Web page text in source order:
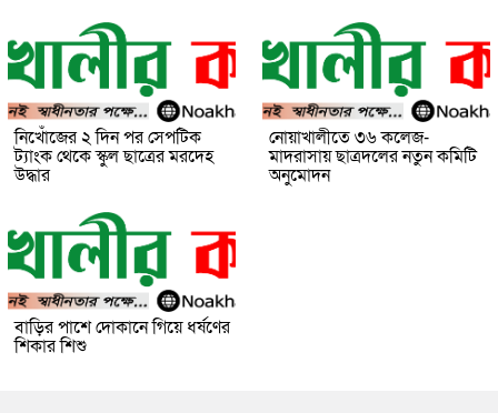
নিখোঁজের ২ দিন পর সেপটিক
ট্যাংক থেকে স্কুল ছাত্রের মরদেহ
উদ্ধার
নোয়াখালীতে ৩৬ কলেজ-
মাদরাসায় ছাত্রদলের নতুন কমিটি
অনুমোদন
বাড়ির পাশে দোকানে গিয়ে ধর্ষণের
শিকার শিশু